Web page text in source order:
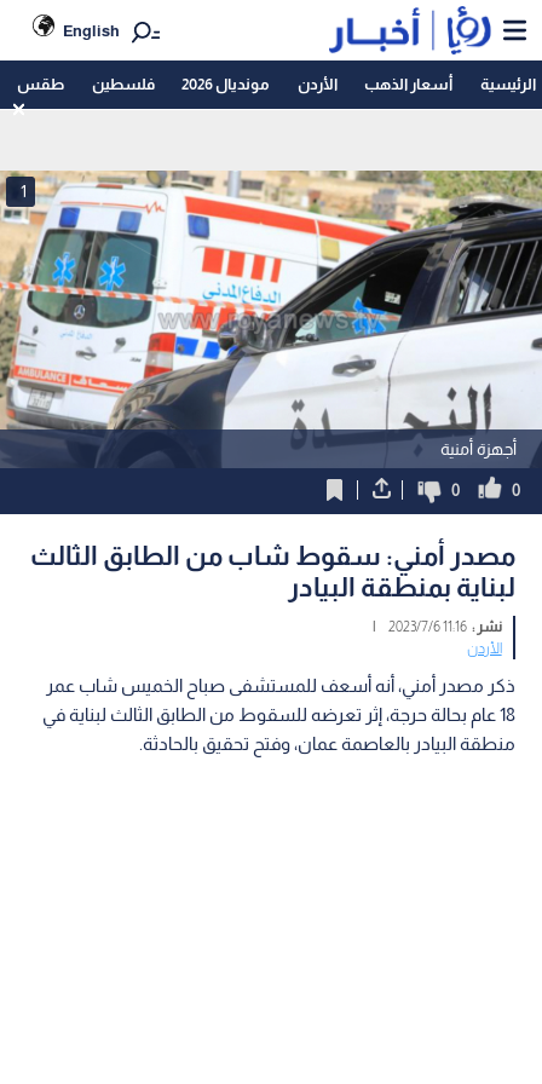
English
الرئيسية أسعار الذهب الأردن مونديال 2026 فلسطين طقس
أجهزة أمنية
1
0
0
مصدر أمني: سقوط شاب من الطابق الثالث
لبناية بمنطقة البيادر
نشر :11:16 2023/7/6
|
الأردن
ذكر مصدر أمني، أنه أسعف للمستشفى صباح الخميس شاب عمر
18 عام بحالة حرجة، إثر تعرضه للسقوط من الطابق الثالث لبناية في
منطقة البيادر بالعاصمة عمان، وفتح تحقيق بالحادثة.